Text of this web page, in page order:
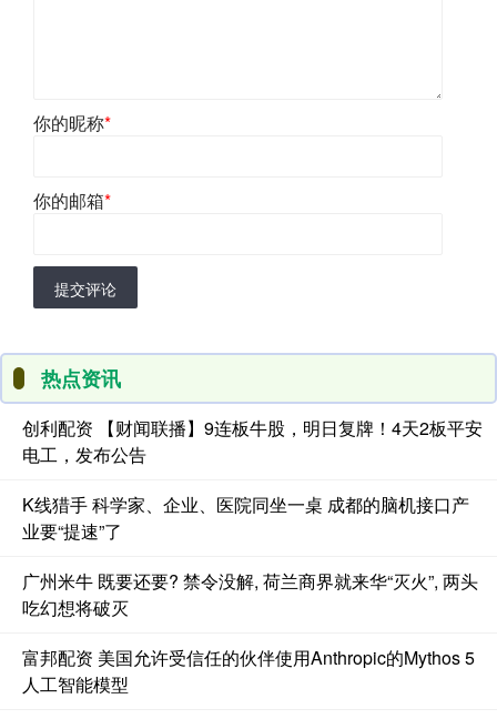
你的昵称*
你的邮箱*
提交评论
热点资讯
创利配资 【财闻联播】9连板牛股，明日复牌！4天2板平安
电工，发布公告
K线猎手 科学家、企业、医院同坐一桌 成都的脑机接口产
业要“提速”了
广州米牛 既要还要? 禁令没解, 荷兰商界就来华“灭火”, 两头
吃幻想将破灭
富邦配资 美国允许受信任的伙伴使用Anthropic的Mythos 5
人工智能模型